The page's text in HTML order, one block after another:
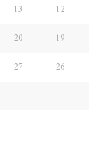
12
13
19
20
26
27